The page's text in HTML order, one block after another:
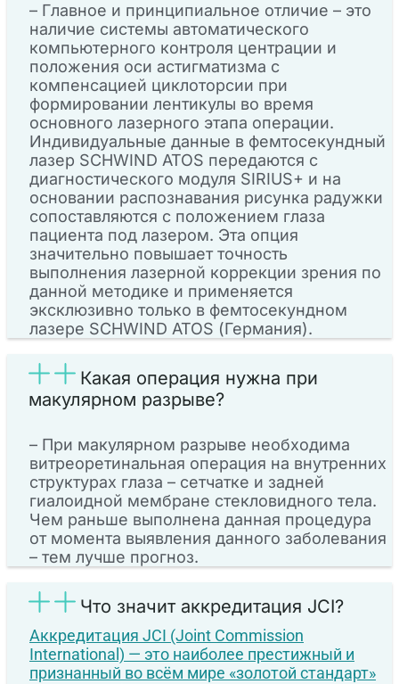
– Главное и принципиальное отличие – это
наличие системы автоматического
компьютерного контроля центрации и
положения оси астигматизма с
компенсацией циклоторсии при
формировании лентикулы во время
основного лазерного этапа операции.
Индивидуальные данные в фемтосекундный
лазер SCHWIND ATOS передаются с
диагностического модуля SIRIUS+ и на
основании распознавания рисунка радужки
сопоставляются с положением глаза
пациента под лазером. Эта опция
значительно повышает точность
выполнения лазерной коррекции зрения по
данной методике и применяется
эксклюзивно только в фемтосекундном
лазере SCHWIND ATOS (Германия).
Какая операция нужна при
макулярном разрыве?
– При макулярном разрыве необходима
витреоретинальная операция на внутренних
структурах глаза – сетчатке и задней
гиалоидной мембране стекловидного тела.
Чем раньше выполнена данная процедура
от момента выявления данного заболевания
– тем лучше прогноз.
Что значит аккредитация JCI?
Аккредитация JCI (Joint Commission
International) — это наиболее престижный и
признанный во всём мире «золотой стандарт»